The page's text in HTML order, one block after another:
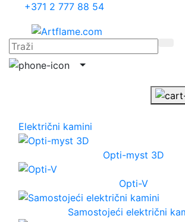
+371 2 777 88 54
Električni kamini
Opti-myst 3D
Opti-V
Samostojeći električni